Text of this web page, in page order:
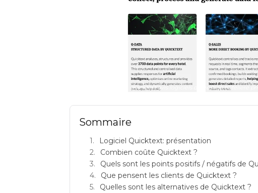
quicktext avis logiciels de gestion hoteliere
Sommaire
Logiciel Quicktext: présentation
Combien coûte Quicktext ?
Quels sont les points positifs / négatifs de
Que pensent les clients de Quicktext ?
Quelles sont les alternatives de Quicktext ?